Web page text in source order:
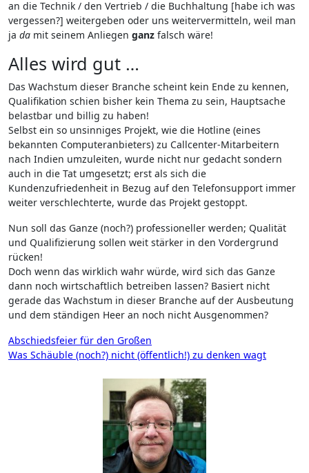
an die Technik / den Vertrieb / die Buchhaltung [habe ich was
vergessen?] weitergeben oder uns weitervermitteln, weil man
ja da mit seinem Anliegen ganz falsch wäre!
Alles wird gut …
Das Wachstum dieser Branche scheint kein Ende zu kennen,
Qualifikation schien bisher kein Thema zu sein, Hauptsache
belastbar und billig zu haben!
Selbst ein so unsinniges Projekt, wie die Hotline (eines
bekannten Computeranbieters) zu Callcenter-Mitarbeitern
nach Indien umzuleiten, wurde nicht nur gedacht sondern
auch in die Tat umgesetzt; erst als sich die
Kundenzufriedenheit in Bezug auf den Telefonsupport immer
weiter verschlechterte, wurde das Projekt gestoppt.
Nun soll das Ganze (noch?) professioneller werden; Qualität
und Qualifizierung sollen weit stärker in den Vordergrund
rücken!
Doch wenn das wirklich wahr würde, wird sich das Ganze
dann noch wirtschaftlich betreiben lassen? Basiert nicht
gerade das Wachstum in dieser Branche auf der Ausbeutung
und dem ständigen Heer an noch nicht Ausgenommen?
Beitragsnavigation
Abschiedsfeier für den Großen
Was Schäuble (noch?) nicht (öffentlich!) zu denken wagt